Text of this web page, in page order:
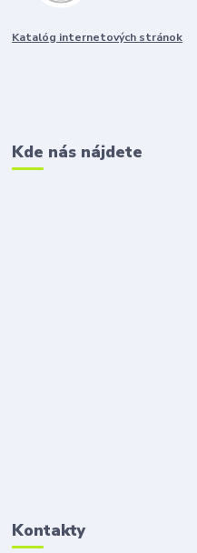
Katalóg internetových stránok
Kde nás nájdete
Kontakty